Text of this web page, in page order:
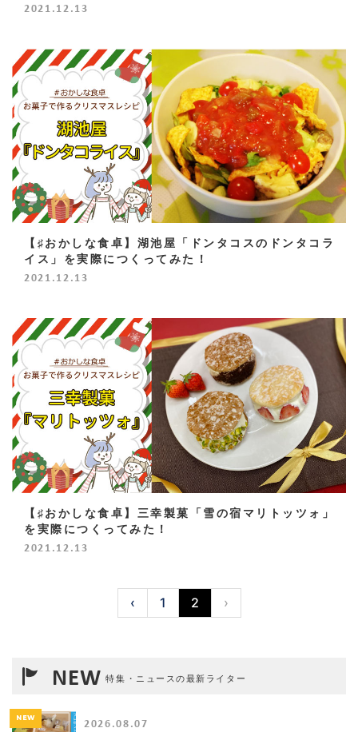
2021.12.13
【♯おかしな食卓】湖池屋「ドンタコスのドンタコラ
イス」を実際につくってみた！
2021.12.13
【♯おかしな食卓】三幸製菓「雪の宿マリトッツォ」
を実際につくってみた！
2021.12.13
‹ 1 2 ›
NEW 特集・ニュースの最新ライター
NEW 2026.08.07